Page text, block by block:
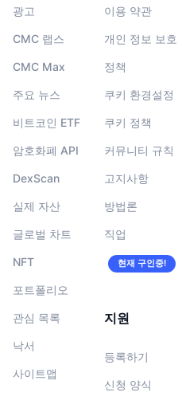
광고
CMC 랩스
CMC Max
주요 뉴스
비트코인 ETF
암호화폐 API
DexScan
실제 자산
글로벌 차트
NFT
포트폴리오
관심 목록
낙서
사이트맵
이용 약관
개인 정보 보호
정책
쿠키 환경설정
쿠키 정책
커뮤니티 규칙
고지사항
방법론
직업
현재 구인중!
지원
등록하기
신청 양식